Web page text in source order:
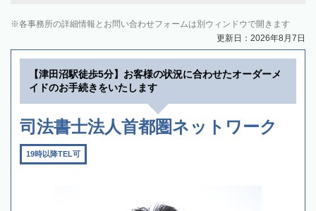
各事務所の詳細情報とお問い合わせフォームは別ウィンドウで開きます
更新日：2026年8月7日
【津田沼駅徒歩5分】お客様の状況に合わせたオーダーメ
イドのお手続きをいたします
司法書士法人首都圏ネットワーク
19時以降TEL可